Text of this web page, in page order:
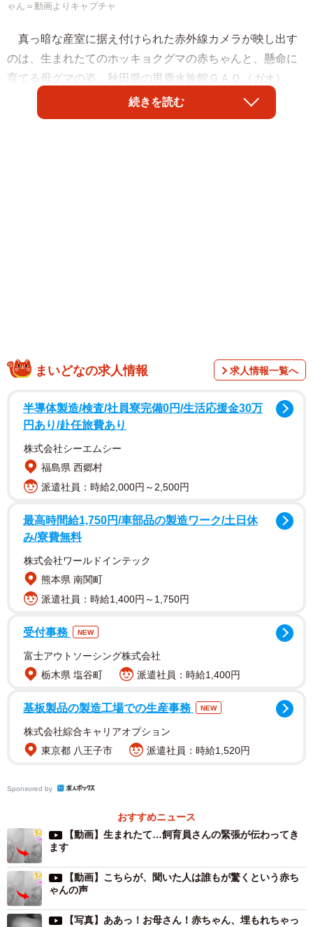
ゃん＝動画よりキャプチャ
真っ暗な産室に据え付けられた赤外線カメラが映し出す
のは、生まれたてのホッキョクグマの赤ちゃんと、懸命に
育てる母グマの姿。秋田県の男鹿水族館ＧＡＯ（ガオ）
が、音も光も、人の出入りも一切遮断された中でのホッキ
ョクグマの子育て動画を毎日のように配信し、「かわいす
ラッコ…ではなくホッキョクグマのユキ。夏の終り、同居シーズンを終
えプカプカのんびり過ごしていました（2020年8月30日、男鹿水族館
国内最大級の巨体自慢の豪太。同居中は相手の行動を尊重する紳士的な
イケグマだそう（2020年９月４日、男鹿水族館GAO提供）
出産したのは、2019年に兵庫県の姫路市立動物園から“お
嫁入り”したユキ（21歳）。“前妻”を亡くしたオスの豪太
続きを読む
まいどなの求人情報 求人情報一覧へ
半導体製造/検査/社員寮完備0円/生活応援金30万
円あり/赴任旅費あり
株式会社シーエムシー
福島県 西郷村
派遣社員：時給2,000円～2,500円
最高時間給1,750円/車部品の製造ワーク/土日休
み/寮費無料
株式会社ワールドインテック
熊本県 南関町
派遣社員：時給1,400円～1,750円
受付事務 NEW
富士アウトソーシング株式会社
栃木県 塩谷町
派遣社員：時給1,400円
基板製品の製造工場での生産事務 NEW
株式会社綜合キャリアオプション
東京都 八王子市
派遣社員：時給1,520円
Sponsored by
おすすめニュース
【動画】生まれたて…飼育員さんの緊張が伝わってき
ます
【動画】こちらが、聞いた人は誰もが驚くという赤ち
ゃんの声
【写真】ああっ！お母さん！赤ちゃん、埋もれちゃっ